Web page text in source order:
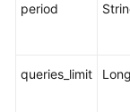
量
period
queries_limit Long